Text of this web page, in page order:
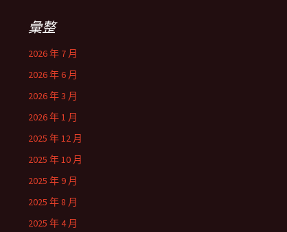
彙整
2026 年 7 月
2026 年 6 月
2026 年 3 月
2026 年 1 月
2025 年 12 月
2025 年 10 月
2025 年 9 月
2025 年 8 月
2025 年 4 月